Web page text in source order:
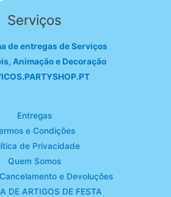
Serviços
de entregas de Serviços
Animação e Decoração
Entregas
e Condições
de Privacidade
Quem Somos
e Devoluções
DE ARTIGOS DE FESTA